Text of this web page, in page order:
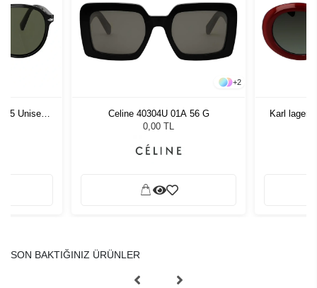
55 Unisex
+2
Celine 40304U 01A 56 G
0,00 TL
Karl
SON BAKTIĞINIZ ÜRÜNLER